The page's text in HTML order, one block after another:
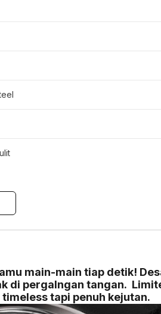
main-main tiap detik!
di pergalngan tangan.
tapi penuh kejutan.